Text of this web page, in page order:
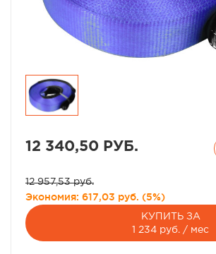
12 340,50 РУБ.
12 957,53 руб.
Экономия: 617,03 руб. (5%)
КУПИТЬ ЗА
1 234 руб. / мес